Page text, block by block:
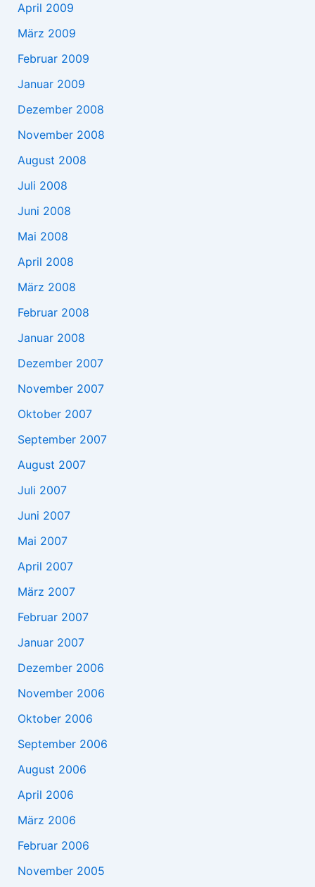
April 2009
März 2009
Februar 2009
Januar 2009
Dezember 2008
November 2008
August 2008
Juli 2008
Juni 2008
Mai 2008
April 2008
März 2008
Februar 2008
Januar 2008
Dezember 2007
November 2007
Oktober 2007
September 2007
August 2007
Juli 2007
Juni 2007
Mai 2007
April 2007
März 2007
Februar 2007
Januar 2007
Dezember 2006
November 2006
Oktober 2006
September 2006
August 2006
April 2006
März 2006
Februar 2006
November 2005